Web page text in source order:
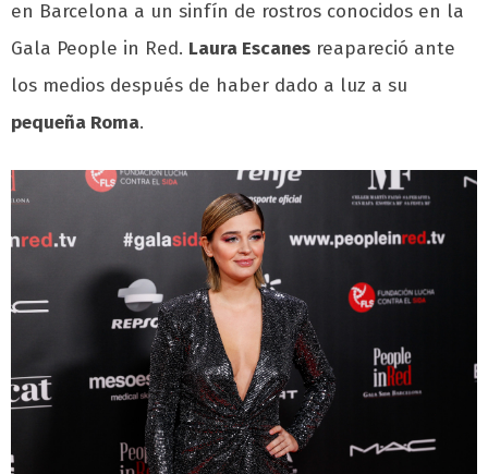
en Barcelona a un sinfín de rostros conocidos en la
Gala People in Red. Laura Escanes reapareció ante
los medios después de haber dado a luz a su
pequeña Roma.